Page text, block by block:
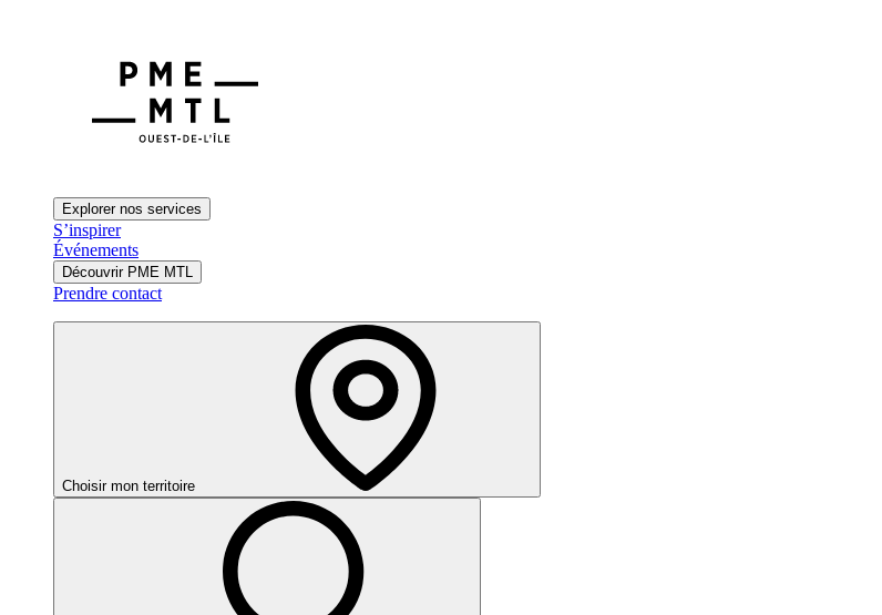
Explorer nos services
S’inspirer
Événements
Découvrir PME MTL
Prendre contact
Choisir mon territoire